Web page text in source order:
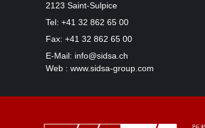
2123 Saint-Sulpice
Tel: +41 32 862 65 00
Fax: +41 32 862 65 00
E-Mail: info@sidsa.ch
Web : www.sidsa-group.com